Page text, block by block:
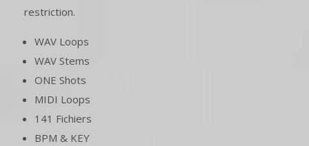
restriction.
WAV Loops
WAV Stems
ONE Shots
MIDI Loops
141 Fichiers
BPM & KEY